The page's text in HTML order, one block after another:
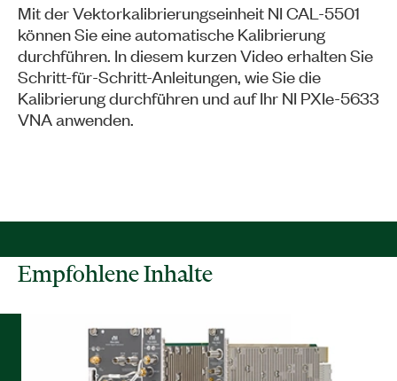
Mit der Vektorkalibrierungseinheit NI CAL-5501
können Sie eine automatische Kalibrierung
durchführen. In diesem kurzen Video erhalten Sie
Schritt-für-Schritt-Anleitungen, wie Sie die
Kalibrierung durchführen und auf Ihr NI PXIe-5633
VNA anwenden.
Empfohlene Inhalte